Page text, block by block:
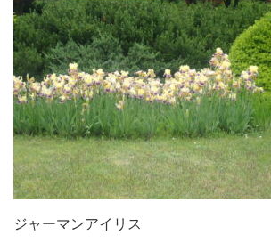
ジャーマンアイリス